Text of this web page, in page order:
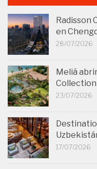
Radisson
en
28/07/2026
Meliá
23/07/2026
17/07/2026